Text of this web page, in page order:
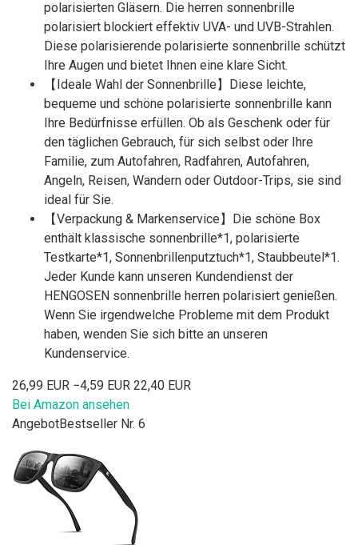
polarisierten Gläsern. Die herren sonnenbrille
polarisiert blockiert effektiv UVA- und UVB-Strahlen.
Diese polarisierende polarisierte sonnenbrille schützt
Ihre Augen und bietet Ihnen eine klare Sicht.
【Ideale Wahl der Sonnenbrille】Diese leichte,
bequeme und schöne polarisierte sonnenbrille kann
Ihre Bedürfnisse erfüllen. Ob als Geschenk oder für
den täglichen Gebrauch, für sich selbst oder Ihre
Familie, zum Autofahren, Radfahren, Autofahren,
Angeln, Reisen, Wandern oder Outdoor-Trips, sie sind
ideal für Sie.
【Verpackung & Markenservice】Die schöne Box
enthält klassische sonnenbrille*1, polarisierte
Testkarte*1, Sonnenbrillenputztuch*1, Staubbeutel*1.
Jeder Kunde kann unseren Kundendienst der
HENGOSEN sonnenbrille herren polarisiert genießen.
Wenn Sie irgendwelche Probleme mit dem Produkt
haben, wenden Sie sich bitte an unseren
Kundenservice.
26,99 EUR −4,59 EUR 22,40 EUR
Bei Amazon ansehen
AngebotBestseller Nr. 6